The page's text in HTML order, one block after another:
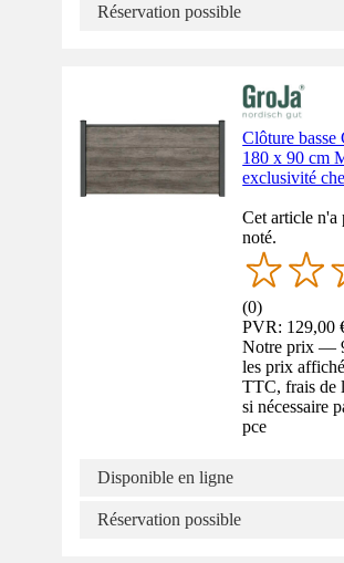
Réservation possible
Clôture basse
180 x 90 cm
exclusivité
Cet article n'a
noté.
(0)
PVR: 129,00
Notre prix —
les prix
TTC, frais de
si nécessaire
pce
Disponible en ligne
Réservation possible